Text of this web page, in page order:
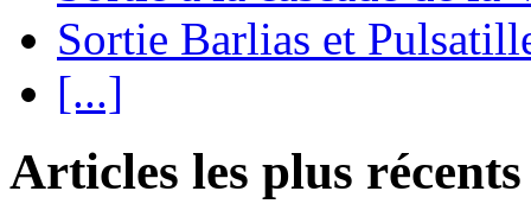
Sortie Barlias et
[...]
Articles les plus récents